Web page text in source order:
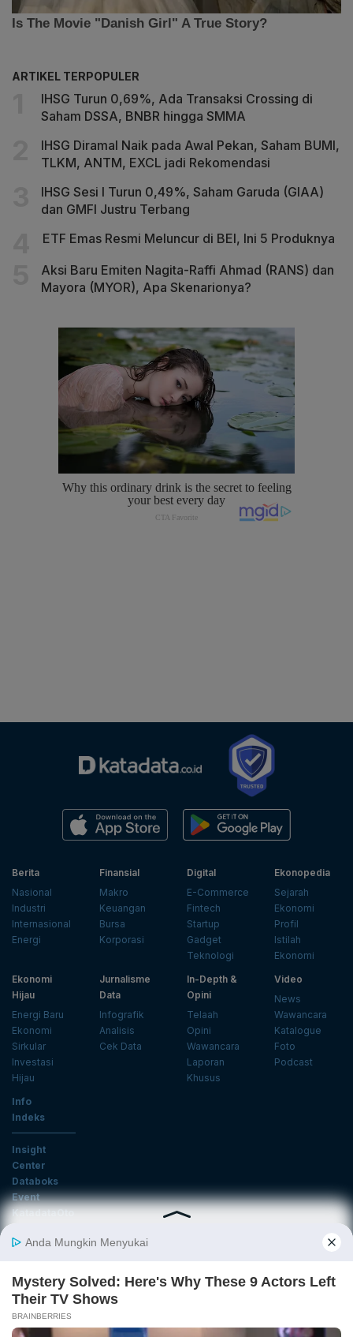
ARTIKEL TERPOPULER
IHSG Turun 0,69%, Ada Transaksi Crossing di
Saham DSSA, BNBR hingga SMMA
IHSG Diramal Naik pada Awal Pekan, Saham BUMI,
TLKM, ANTM, EXCL jadi Rekomendasi
IHSG Sesi I Turun 0,49%, Saham Garuda (GIAA)
dan GMFI Justru Terbang
ETF Emas Resmi Meluncur di BEI, Ini 5 Produknya
Aksi Baru Emiten Nagita-Raffi Ahmad (RANS) dan
Mayora (MYOR), Apa Skenarionya?
Berita
Nasional
Industri
Internasional
Energi
Finansial
Makro
Keuangan
Bursa
Korporasi
Digital
E-Commerce
Fintech
Startup
Gadget
Teknologi
Ekonopedia
Sejarah
Ekonomi
Profil
Istilah
Ekonomi
Ekonomi
Hijau
Energi Baru
Ekonomi
Sirkular
Investasi
Hijau
Jurnalisme
Data
Infografik
Analisis
Cek Data
In-Depth &
Opini
Telaah
Opini
Wawancara
Laporan
Khusus
Video
News
Wawancara
Katalogue
Foto
Podcast
Info
Indeks
Insight
Center
Databoks
Event
KatadataOto
Email
Daftar